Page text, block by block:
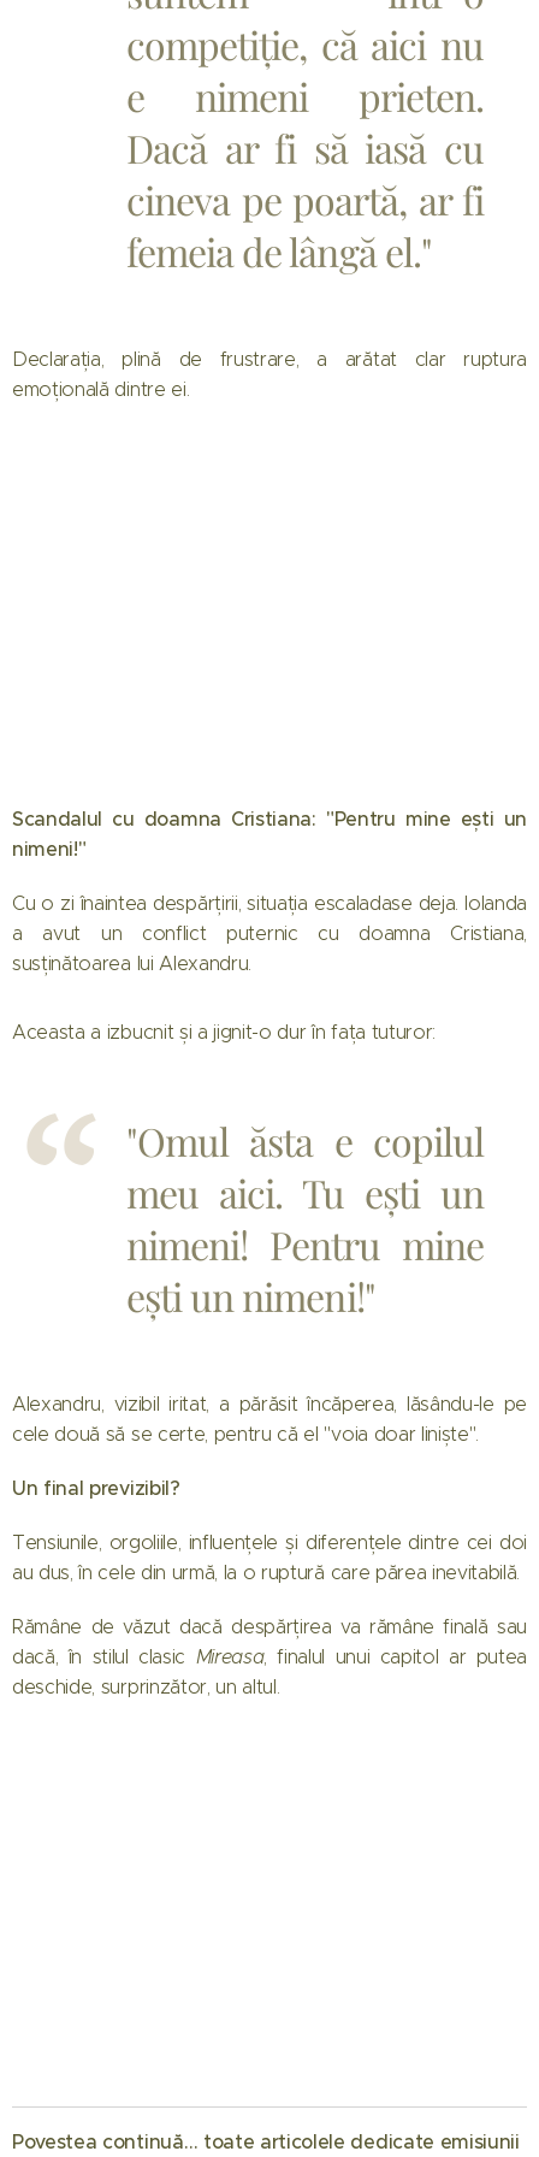
competiție, că aici nu
e nimeni prieten.
Dacă ar fi să iasă cu
cineva pe poartă, ar fi
femeia de lângă el."
Declarația, plină de frustrare, a arătat clar ruptura
emoțională dintre ei.
Scandalul cu doamna Cristiana: "Pentru mine ești un
nimeni!"
Cu o zi înaintea despărțirii, situația escaladase deja. Iolanda
a avut un conflict puternic cu doamna Cristiana,
susținătoarea lui Alexandru.
Aceasta a izbucnit și a jignit-o dur în fața tuturor:
"Omul ăsta e copilul
meu aici. Tu ești un
nimeni! Pentru mine
ești un nimeni!"
Alexandru, vizibil iritat, a părăsit încăperea, lăsându-le pe
cele două să se certe, pentru că el "voia doar liniște".
Un final previzibil?
Tensiunile, orgoliile, influențele și diferențele dintre cei doi
au dus, în cele din urmă, la o ruptură care părea inevitabilă.
Rămâne de văzut dacă despărțirea va rămâne finală sau
dacă, în stilul clasic Mireasa, finalul unui capitol ar putea
deschide, surprinzător, un altul.
Povestea continuă… toate articolele dedicate emisiunii
Când
începe